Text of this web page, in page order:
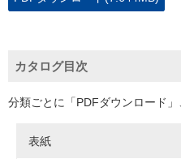
カタログ目次
分類ごとに「PDFダウンロード
表紙